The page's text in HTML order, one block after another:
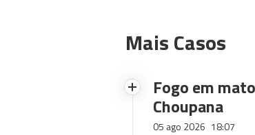
Mais Casos
Fogo em
Choupana
05 ago 2026 18:07